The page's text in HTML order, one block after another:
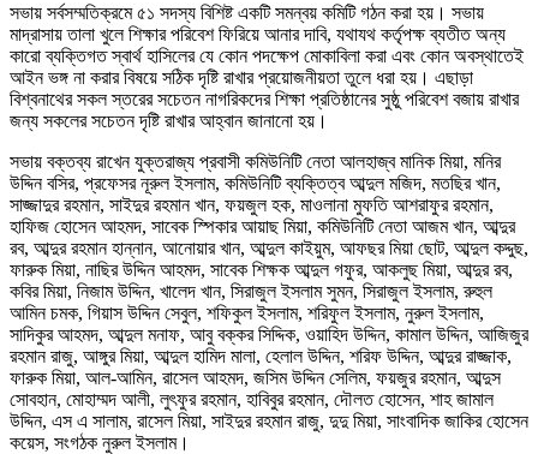
সভায় সর্বসম্মতিক্রমে ৫১ সদস্য বিশিষ্ট একটি সমন্বয় কমিটি গঠন করা হয়। সভায়
মাদ্রাসায় তালা খুলে শিক্ষার পরিবেশ ফিরিয়ে আনার দাবি, যথাযথ কর্তৃপক্ষ ব্যতীত অন্য
কারো ব্যক্তিগত স্বার্থ হাসিলের যে কোন পদক্ষেপ মোকাবিলা করা এবং কোন অবস্থাতেই
আইন ভঙ্গ না করার বিষয়ে সঠিক দৃষ্টি রাখার প্রয়োজনীয়তা তুলে ধরা হয়। এছাড়া
বিশ্বনাথের সকল স্তরের সচেতন নাগরিকদের শিক্ষা প্রতিষ্ঠানের সুষ্ঠু পরিবেশ বজায় রাখার
জন্য সকলের সচেতন দৃষ্টি রাখার আহ্বান জানানো হয়।
সভায় বক্তব্য রাখেন যুক্তরাজ্য প্রবাসী কমিউনিটি নেতা আলহাজ্ব মানিক মিয়া, মনির
উদ্দিন বসির, প্রফেসর নূরুল ইসলাম, কমিউনিটি ব্যক্তিত্ব আব্দুল মজিদ, মতছির খান,
সাজ্জাদুর রহমান, সাইদুর রহমান খান, ফয়জুল হক, মাওলানা মুফতি আশরাফুর রহমান,
হাফিজ হোসেন আহমদ, সাবেক স্পিকার আয়াছ মিয়া, কমিউনিটি নেতা আজম খান, আব্দুর
রব, আব্দুর রহমান হান্নান, আনোয়ার খান, আব্দুল কাইয়ুম, আফছর মিয়া ছোট, আব্দুল কদ্দুছ,
ফারুক মিয়া, নাছির উদ্দিন আহমদ, সাবেক শিক্ষক আব্দুল গফুর, আকলুছ মিয়া, আব্দুর রব,
কবির মিয়া, নিজাম উদ্দিন, খালেদ খান, সিরাজুল ইসলাম সুমন, সিরাজুল ইসলাম, রুহুল
আমিন চমক, গিয়াস উদ্দিন সেবুল, শফিকুল ইসলাম, শরিফুল ইসলাম, নুরুল ইসলাম,
সাদিকুর আহমদ, আব্দুল মনাফ, আবু বক্কর সিদ্দিক, ওয়াহিদ উদ্দিন, কামাল উদ্দিন, আজিজুর
রহমান রাজু, আঙ্গুর মিয়া, আব্দুল হামিদ মালা, হেলাল উদ্দিন, শরিফ উদ্দিন, আব্দুর রাজ্জাক,
ফারুক মিয়া, আল-আমিন, রাসেল আহমদ, জসিম উদ্দিন সেলিম, ফয়জুর রহমান, আব্দুস
সোবহান, মোহাম্মদ আলী, লুৎফুর রহমান, হাবিবুর রহমান, দৌলত হোসেন, শাহ জামাল
উদ্দিন, এস এ সালাম, রাসেল মিয়া, সাইদুর রহমান রাজু, দুদু মিয়া, সাংবাদিক জাকির হোসেন
কয়েস, সংগঠক নুরুল ইসলাম।